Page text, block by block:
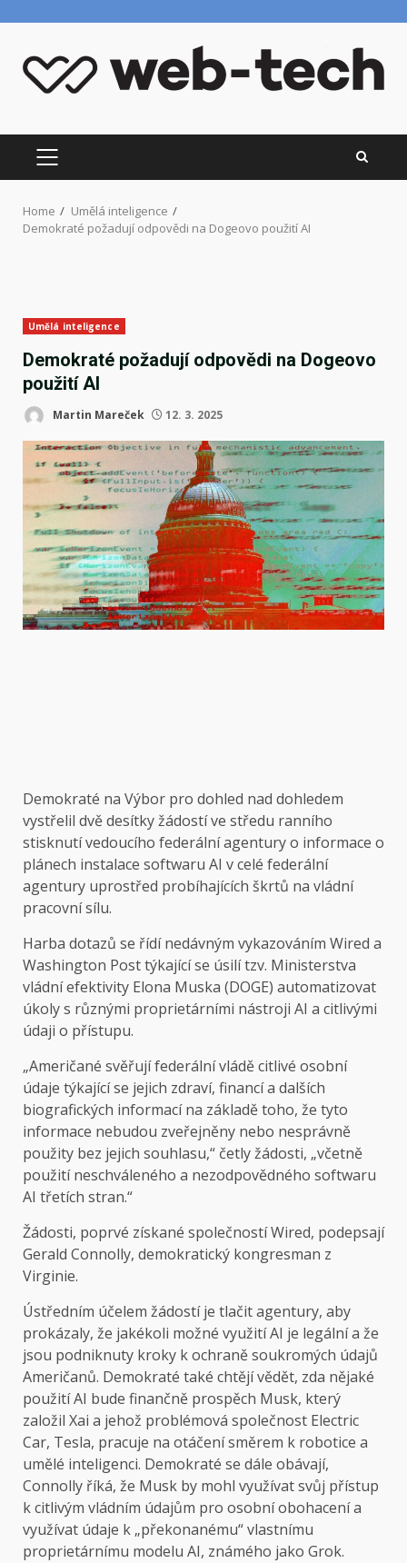
content
PRIMARY
MENU
Home
Umělá inteligence
Demokraté požadují odpovědi na Dogeovo použití AI
Umělá inteligence
Demokraté požadují odpovědi na Dogeovo
použití AI
Martin Mareček 12. 3. 2025
Demokraté na Výbor pro dohled nad dohledem
vystřelil dvě desítky žádostí ve středu ranního
stisknutí vedoucího federální agentury o informace o
plánech instalace softwaru AI v celé federální
agentury uprostřed probíhajících škrtů na vládní
pracovní sílu.
Harba dotazů se řídí nedávným vykazováním Wired a
Washington Post týkající se úsilí tzv. Ministerstva
vládní efektivity Elona Muska (DOGE) automatizovat
úkoly s různými proprietárními nástroji AI a citlivými
údaji o přístupu.
„Američané svěřují federální vládě citlivé osobní
údaje týkající se jejich zdraví, financí a dalších
biografických informací na základě toho, že tyto
informace nebudou zveřejněny nebo nesprávně
použity bez jejich souhlasu,“ četly žádosti, „včetně
použití neschváleného a nezodpovědného softwaru
AI třetích stran.“
Žádosti, poprvé získané společností Wired, podepsají
Gerald Connolly, demokratický kongresman z
Virginie.
Ústředním účelem žádostí je tlačit agentury, aby
prokázaly, že jakékoli možné využití AI je legální a že
jsou podniknuty kroky k ochraně soukromých údajů
Američanů. Demokraté také chtějí vědět, zda nějaké
použití AI bude finančně prospěch Musk, který
založil Xai a jehož problémová společnost Electric
Car, Tesla, pracuje na otáčení směrem k robotice a
umělé inteligenci. Demokraté se dále obávají,
Connolly říká, že Musk by mohl využívat svůj přístup
k citlivým vládním údajům pro osobní obohacení a
využívat údaje k „překonanému“ vlastnímu
proprietárnímu modelu AI, známého jako Grok.